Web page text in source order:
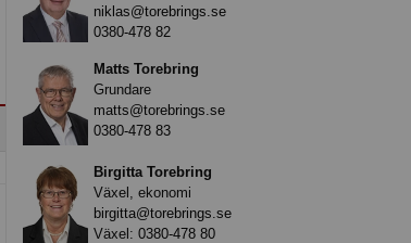
niklas@torebrings.se
0380-478 82
Matts Torebring
Grundare
matts@torebrings.se
0380-478 83
Birgitta Torebring
Växel, ekonomi
birgitta@torebrings.se
Växel: 0380-478 80